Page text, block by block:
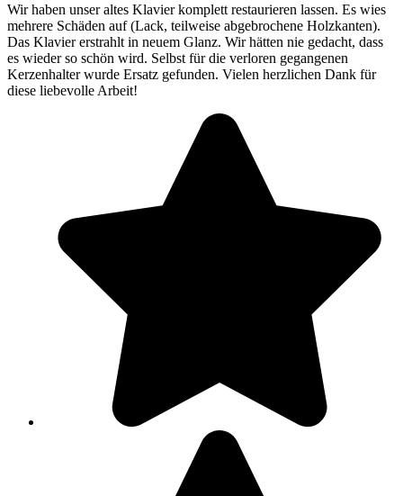
Wir haben unser altes Klavier komplett restaurieren lassen. Es wies
mehrere Schäden auf (Lack, teilweise abgebrochene Holzkanten).
Das Klavier erstrahlt in neuem Glanz. Wir hätten nie gedacht, dass
es wieder so schön wird. Selbst für die verloren gegangenen
Kerzenhalter wurde Ersatz gefunden. Vielen herzlichen Dank für
diese liebevolle Arbeit!